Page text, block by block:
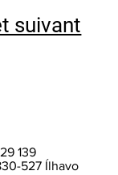
suivant
139
527 Ílhavo